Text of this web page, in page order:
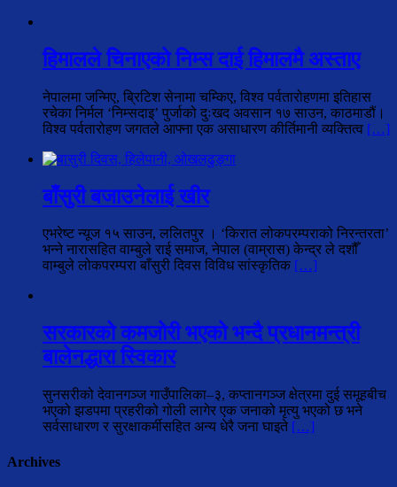
हिमालले चिनाएको निम्स दाई हिमालमै अस्ताए
नेपालमा जन्मिए, ब्रिटिश सेनामा चम्किए, विश्व पर्वतारोहणमा इतिहास
रचेका निर्मल ‘निम्सदाइ’ पुर्जाको दुःखद अवसान १७ साउन, काठमाडौं।
विश्व पर्वतारोहण जगतले आफ्ना एक असाधारण कीर्तिमानी व्यक्तित्व […]
बाँसुरी बजाउनेलाई खीर
एभरेष्ट न्यूज १५ साउन, ललितपुर । ‘किरात लोकपरम्पराको निरन्तरता’
भन्ने नारासहित वाम्बुले राई समाज, नेपाल (वाम्रास) केन्द्र ले दशौँ
वाम्बुले लोकपरम्परा बाँसुरी दिवस विविध सांस्कृतिक […]
सरकारको कमजोरी भएको भन्दै प्रधानमन्त्री
बालेनद्धारा स्विकार
सुनसरीको देवानगञ्ज गाउँपालिका–३, कप्तानगञ्ज क्षेत्रमा दुई समूहबीच
भएको झडपमा प्रहरीको गोली लागेर एक जनाको मृत्यु भएको छ भने
सर्वसाधारण र सुरक्षाकर्मीसहित अन्य धेरै जना घाइते […]
Archives